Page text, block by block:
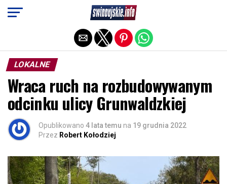
LOKALNE
Wraca ruch na rozbudowywanym
odcinku ulicy Grunwaldzkiej
Opublikowano 4 lata temu na 19 grudnia 2022
Przez Robert Kołodziej
Exit mobile version